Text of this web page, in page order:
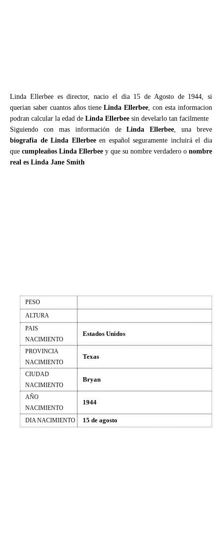
Linda Ellerbee es director, nacio el dia 15 de Agosto de 1944, si
querian saber cuantos años tieneLinda Ellerbee, con esta informacion
podran calcular la edad de Linda Ellerbee sin develarlo tan facilmente
Siguiendo con mas información deLinda Ellerbee, una breve
biografia de Linda Ellerbeeen español seguramente incluirá el dia
que cumpleaños Linda Ellerbee y que su nombre verdadero o nombre
real es Linda Jane Smith
PESO
ALTURA
PAIS
NACIMIENTO
Estados Unidos
PROVINCIA
NACIMIENTO
Texas
CIUDAD
NACIMIENTO
Bryan
AÑO
NACIMIENTO
1944
DIA NACIMIENTO 15 de agosto